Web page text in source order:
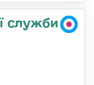
служби